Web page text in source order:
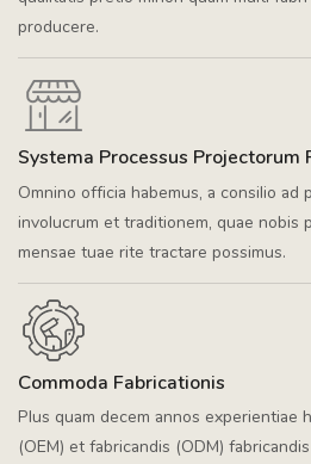
producere.
Systema Processus Projectorum
Omnino officia habemus, a consilio ad
involucrum et traditionem, quae nobis
mensae tuae rite tractare possimus.
Commoda Fabricationis
Plus quam decem annos experientiae
(OEM) et fabricandis (ODM)